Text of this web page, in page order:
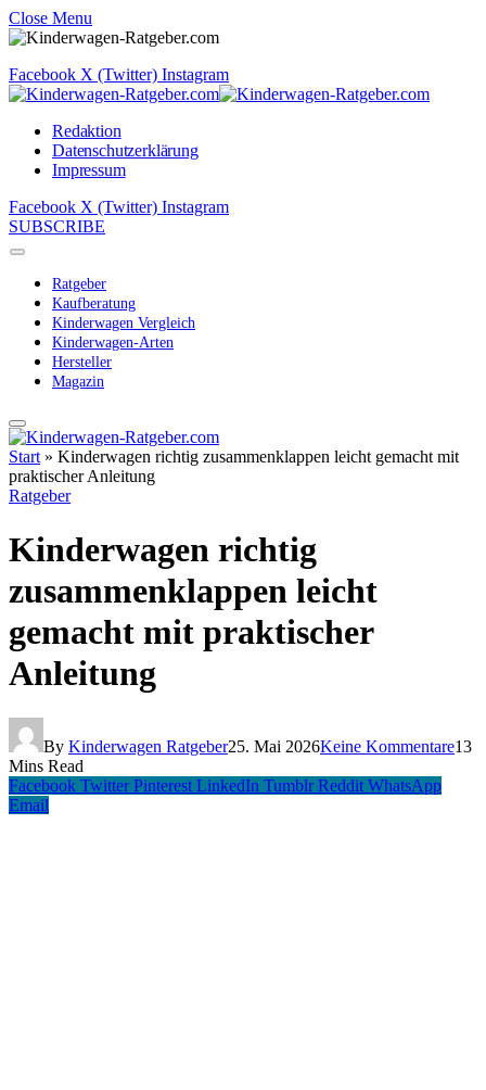
Close Menu
Facebook X (Twitter) Instagram
Redaktion
Datenschutzerklärung
Impressum
Facebook X (Twitter) Instagram
SUBSCRIBE
Ratgeber
Kaufberatung
Kinderwagen Vergleich
Kinderwagen-Arten
Hersteller
Magazin
Start » Kinderwagen richtig zusammenklappen leicht gemacht mit
praktischer Anleitung
Ratgeber
Kinderwagen richtig
zusammenklappen leicht
gemacht mit praktischer
Anleitung
By Kinderwagen Ratgeber25. Mai 2026Keine Kommentare13
Mins Read
Facebook Twitter Pinterest LinkedIn Tumblr Reddit WhatsApp
Email